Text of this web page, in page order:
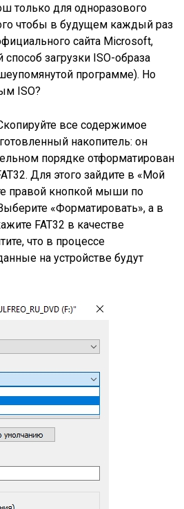
только для одноразового
чтобы в будущем каждый раз
сайта Microsoft,
загрузки ISO-образа
программе). Но
ISO?
все содержимое
накопитель: он
порядке отформатирован
Для этого зайдите в «Мой
правой кнопкой мыши по
«Форматировать», а в
FAT32 в качестве
что в процессе
на устройстве будут